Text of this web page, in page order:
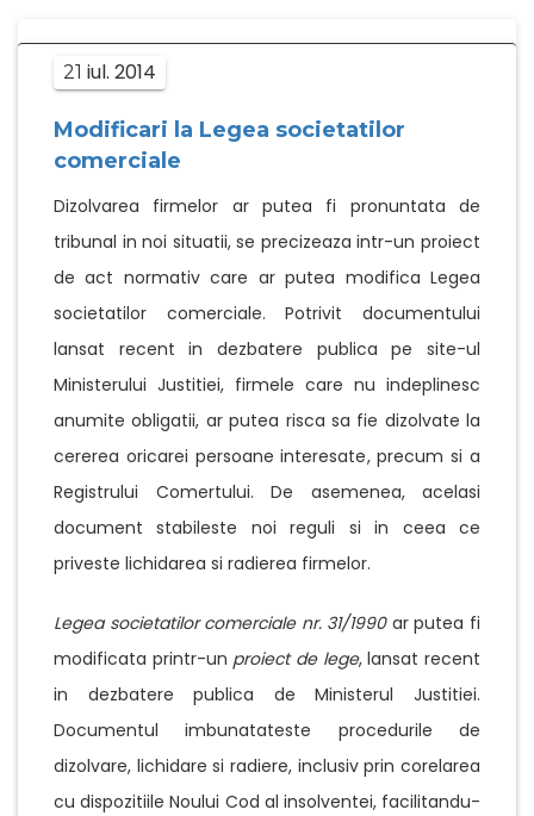
21 iul. 2014
Modificari la Legea societatilor
comerciale
Dizolvarea firmelor ar putea fi pronuntata de
tribunal in noi situatii, se precizeaza intr-un proiect
de act normativ care ar putea modifica Legea
societatilor comerciale. Potrivit documentului
lansat recent in dezbatere publica pe site-ul
Ministerului Justitiei, firmele care nu indeplinesc
anumite obligatii, ar putea risca sa fie dizolvate la
cererea oricarei persoane interesate, precum si a
Registrului Comertului. De asemenea, acelasi
document stabileste noi reguli si in ceea ce
priveste lichidarea si radierea firmelor.
Legea societatilor comerciale nr. 31/1990ar putea fi
modificata printr-un proiect de lege, lansat recent
in dezbatere publica de Ministerul Justitiei.
Documentul imbunatateste procedurile de
dizolvare, lichidare si radiere, inclusiv prin corelarea
cu dispozitiile Noului Cod al insolventei, facilitandu-